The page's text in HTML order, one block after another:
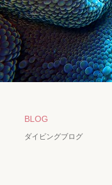
BLOG
ダイビングブログ